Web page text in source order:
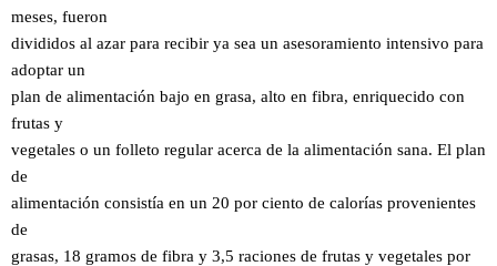
meses, fueron
divididos al azar para recibir ya sea un asesoramiento intensivo para
adoptar un
plan de alimentación bajo en grasa, alto en fibra, enriquecido con
frutas y
vegetales o un folleto regular acerca de la alimentación sana. El plan
de
alimentación consistía en un 20 por ciento de calorías provenientes
de
grasas, 18 gramos de fibra y 3,5 raciones de frutas y vegetales por